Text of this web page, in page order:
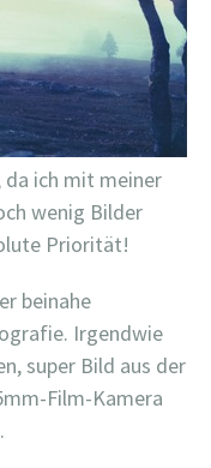
ich mit meiner
wenig Bilder
Priorität!
beinahe
Irgendwie
super Bild aus der
Film-Kamera